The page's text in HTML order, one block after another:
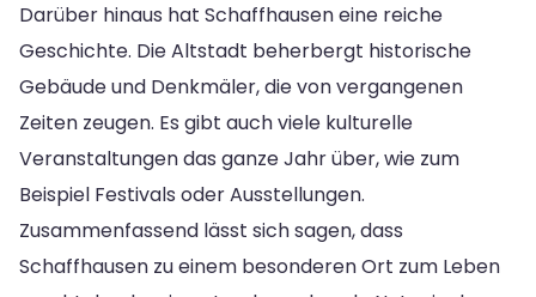
Darüber hinaus hat Schaffhausen eine reiche
Geschichte. Die Altstadt beherbergt historische
Gebäude und Denkmäler, die von vergangenen
Zeiten zeugen. Es gibt auch viele kulturelle
Veranstaltungen das ganze Jahr über, wie zum
Beispiel Festivals oder Ausstellungen.
Zusammenfassend lässt sich sagen, dass
Schaffhausen zu einem besonderen Ort zum Leben